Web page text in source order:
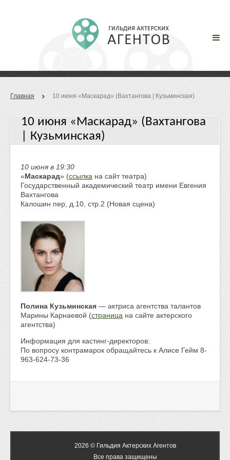
Главная 10 июня «Маскарад» (Вахтангова | Кузьминская)
10 июня «Маскарад» (Вахтангова
| Кузьминская)
10 июня в 19:30
«Маскарад» (ссылка на сайт театра)
Государственный академический театр имени Евгения
Вахтангова
Калошин пер, д.10, стр.2 (Новая сцена)
Полина Кузьминская — актриса агентства талантов
Марины Карнаевой (страница на сайте актерского
агентства)
Информация для кастинг-директоров:
По вопросу контрамарок обращайтесь к Алисе Гейм 8-
963-624-73-36
2026 © Гильдия Актерских Агентов
Все права защищены